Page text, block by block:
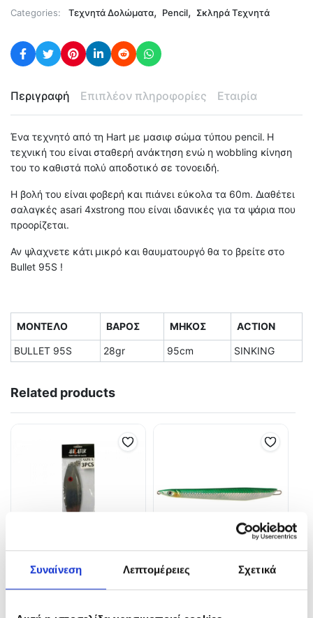
Συναίνεση Λεπτομέρειες Σχετικά
Categories: Τεχνητά Δολώματα, Pencil, Σκληρά Τεχνητά
Περιγραφή Επιπλέον πληροφορίες Εταιρία
Ένα τεχνητό από τη Hart με μασιφ σώμα τύπου pencil. Η
τεχνική του είναι σταθερή ανάκτηση ενώ η wobbling κίνηση
του το καθιστά πολύ αποδοτικό σε τονοειδή.
Η βολή του είναι φοβερή και πιάνει εύκολα τα 60m. Διαθέτει
σαλαγκές asari 4xstrong που είναι ιδανικές για τα ψάρια που
προορίζεται.
Αν ψλαχνετε κάτι μικρό και θαυματουργό θα το βρείτε στο
Bullet 95S !
ΜΟΝΤΕΛΟ ΒΑΡΟΣ ΜΗΚΟΣ ACTION
BULLET 95S 28gr 95cm SINKING
Related products
ALIGATOR INOX ΨΑΡΑΚΙ
LONG KNIFE Jig 250gr 21
cm
4,80